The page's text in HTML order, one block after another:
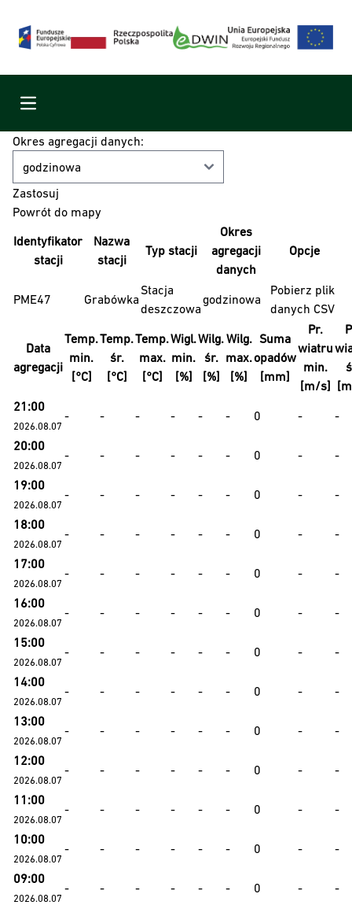
Menu
Okres agregacji danych:
Powrót do mapy
Identyfikator
stacji
Nazwa
stacji
Typ stacji
Okres
agregacji
danych
Opcje
PME47 Grabówka
Stacja
deszczowa
godzinowa
Pobierz plik
danych CSV
Data
agregacji
Temp.
min.
[°C]
Temp.
śr.
[°C]
Temp.
max.
[°C]
Wigl.
min.
[%]
Wilg.
śr.
[%]
Wilg.
max.
[%]
Suma
opadów
[mm]
Pr.
wiatru
min.
[m/s]
21:00
2026.08.07
- - - - - - 0 - -
20:00
2026.08.07
- - - - - - 0 - -
19:00
2026.08.07
- - - - - - 0 - -
18:00
2026.08.07
- - - - - - 0 - -
17:00
2026.08.07
- - - - - - 0 - -
16:00
2026.08.07
- - - - - - 0 - -
15:00
2026.08.07
- - - - - - 0 - -
14:00
2026.08.07
- - - - - - 0 - -
13:00
2026.08.07
- - - - - - 0 - -
12:00
2026.08.07
- - - - - - 0 - -
11:00
2026.08.07
- - - - - - 0 - -
10:00
2026.08.07
- - - - - - 0 - -
09:00
2026.08.07
- - - - - - 0 - -